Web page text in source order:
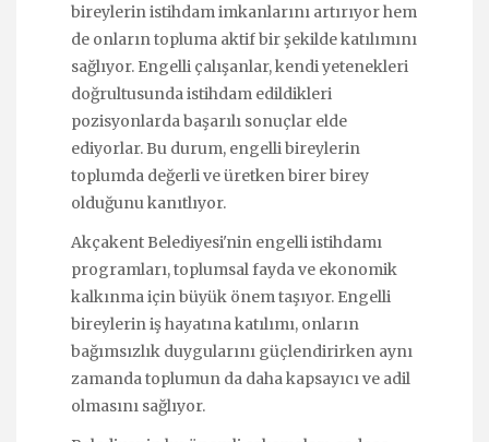
bireylerin istihdam imkanlarını artırıyor hem
de onların topluma aktif bir şekilde katılımını
sağlıyor. Engelli çalışanlar, kendi yetenekleri
doğrultusunda istihdam edildikleri
pozisyonlarda başarılı sonuçlar elde
ediyorlar. Bu durum, engelli bireylerin
toplumda değerli ve üretken birer birey
olduğunu kanıtlıyor.
Akçakent Belediyesi'nin engelli istihdamı
programları, toplumsal fayda ve ekonomik
kalkınma için büyük önem taşıyor. Engelli
bireylerin iş hayatına katılımı, onların
bağımsızlık duygularını güçlendirirken aynı
zamanda toplumun da daha kapsayıcı ve adil
olmasını sağlıyor.